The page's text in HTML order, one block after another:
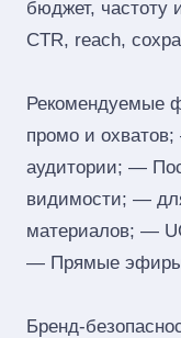
бюджет, частоту
CTR, reach,
Рекомендуемые
промо и
аудитории; —
видимости; —
материалов; —
— Прямые эфиры/